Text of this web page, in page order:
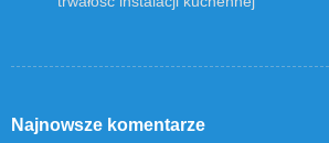
Najnowsze komentarze